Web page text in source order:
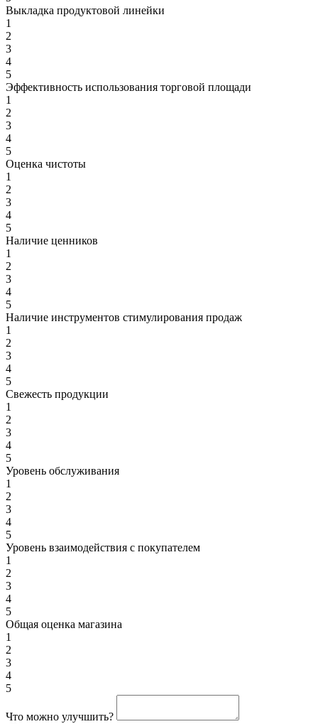
Выкладка продуктовой линейки
1
2
3
4
5
Эффективность использования торговой площади
1
2
3
4
5
Оценка чистоты
1
2
3
4
5
Наличие ценников
1
2
3
4
5
Наличие инструментов стимулирования продаж
1
2
3
4
5
Свежесть продукции
1
2
3
4
5
Уровень обслуживания
1
2
3
4
5
Уровень взаимодействия с покупателем
1
2
3
4
5
Общая оценка магазина
1
2
3
4
5
Что можно улучшить?